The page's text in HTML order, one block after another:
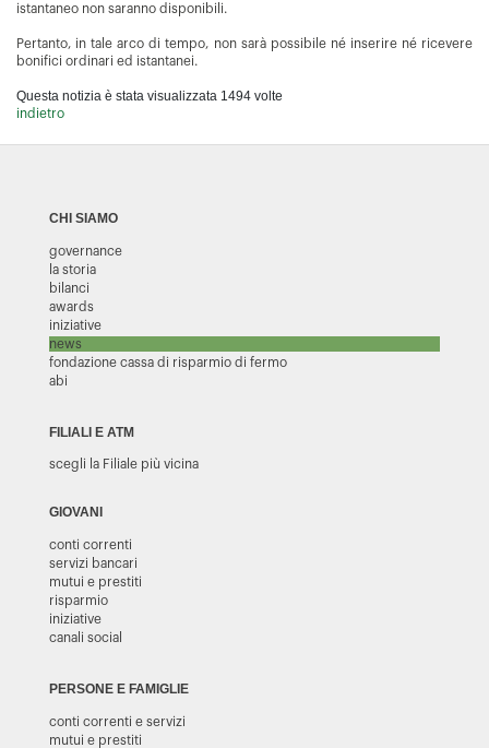
istantaneo non saranno disponibili.
Pertanto, in tale arco di tempo, non sarà possibile né inserire né ricevere
bonifici ordinari ed istantanei.
Questa notizia è stata visualizzata 1494 volte
indietro
CHI SIAMO
governance
la storia
bilanci
awards
iniziative
news
fondazione cassa di risparmio di fermo
abi
FILIALI E ATM
scegli la Filiale più vicina
GIOVANI
conti correnti
servizi bancari
mutui e prestiti
risparmio
iniziative
canali social
PERSONE E FAMIGLIE
conti correnti e servizi
mutui e prestiti